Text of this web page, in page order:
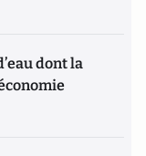
dont la